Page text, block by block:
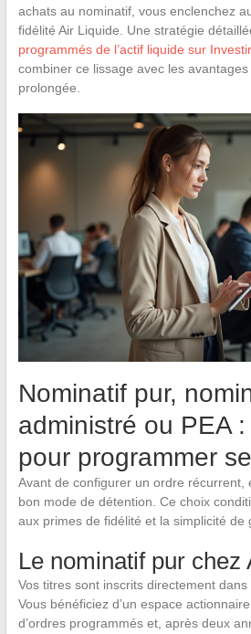
achats au nominatif, vous enclenchez
fidélité Air Liquide. Une stratégie
programmés de l’actif liquide sur
combiner ce lissage avec les
prolongée.
Nominatif pur,
administré ou PEA
pour programmer
Avant de configurer un ordre récurrent,
bon mode de détention. Ce choix
aux primes de fidélité et la simplicité de
Le nominatif pur chez
Vos titres sont inscrits directement dans
Vous bénéficiez d’un espace
d’ordres programmés et, après deux